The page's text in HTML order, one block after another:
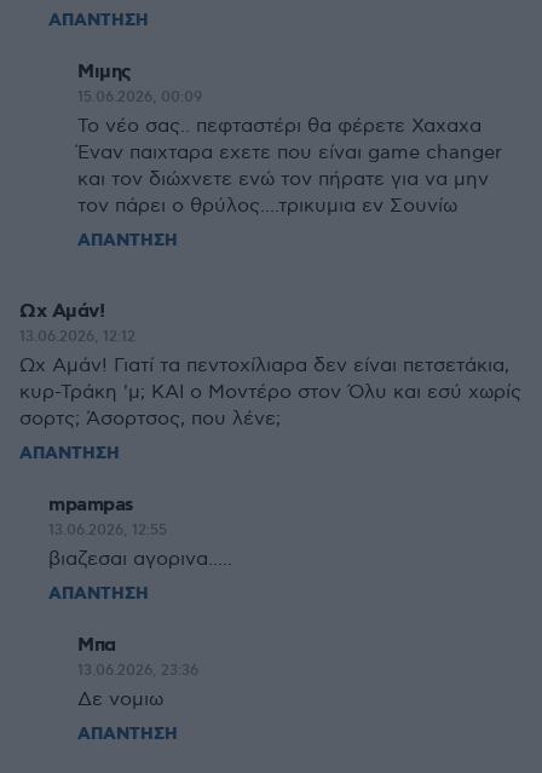
ΑΠΑΝΤΗΣΗ
Μιμης
15.06.2026, 00:09
Το νέο σας.. πεφταστέρι θα φέρετε Χαχαχα
Έναν παιχταρα εχετε που είναι game changer
και τον διώχνετε ενώ τον πήρατε για να μην
τον πάρει ο θρύλος....τρικυμια εν Σουνίω
ΑΠΑΝΤΗΣΗ
Ωχ Αμάν!
13.06.2026, 12:12
Ωχ Αμάν! Γιατί τα πεντοχίλιαρα δεν είναι πετσετάκια,
κυρ-Τράκη 'μ; ΚΑΙ ο Μοντέρο στον Όλυ και εσύ χωρίς
σορτς; Άσορτσος, που λένε;
ΑΠΑΝΤΗΣΗ
mpampas
13.06.2026, 12:55
βιαζεσαι αγορινα.....
ΑΠΑΝΤΗΣΗ
Μπα
13.06.2026, 23:36
Δε νομιω
ΑΠΑΝΤΗΣΗ